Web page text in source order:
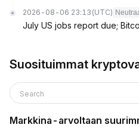
2026-08-06 23:13 (UTC)
July US jobs report due;
Suosituimmat
Search
Markkina-arvoltaan